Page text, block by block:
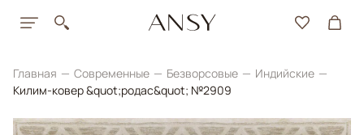
Главная Современные Безворсовые
Индийские
Килим-ковер &quot;родас&quot; №2909